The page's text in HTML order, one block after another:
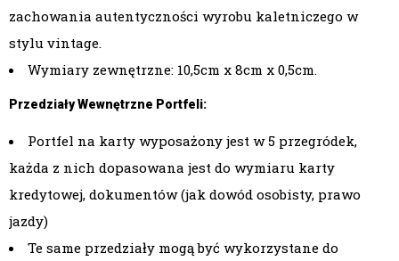
zachowania autentyczności wyrobu kaletniczego w
stylu vintage.
Wymiary zewnętrzne: 10,5cm x 8cm x 0,5cm.
Przedziały Wewnętrzne Portfeli:
Portfel na karty wyposażony jest w 5 przegródek,
każda z nich dopasowana jest do wymiaru karty
kredytowej, dokumentów (jak dowód osobisty, prawo
jazdy)
Te same przedziały mogą być wykorzystane do